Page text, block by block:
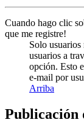
Cuando hago clic
que me registre!
Solo
usuarios a
opción. Esto
e-mail por
Arriba
Publicación